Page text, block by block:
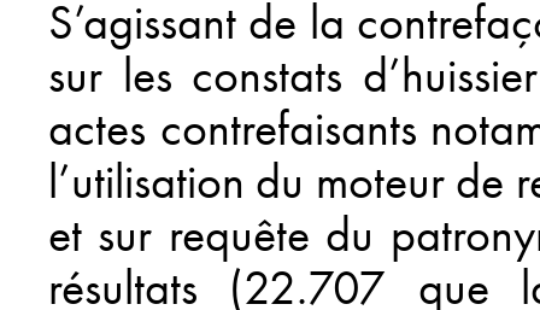
S’agissant de la
sur les constats
actes contrefaisants
l’utilisation du moteur de
et sur requête du
résultats (22.707